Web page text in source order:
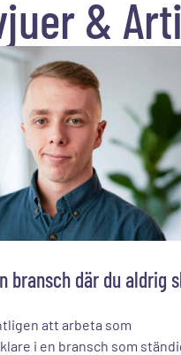
&
bransch där du aldrig
att arbeta som
i en bransch som